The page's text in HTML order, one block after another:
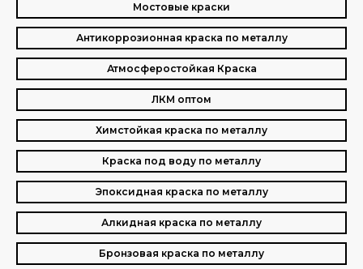
Мостовые краски
Антикоррозионная краска по металлу
Атмосферостойкая Краска
ЛКМ оптом
Химстойкая краска по металлу
Краска под воду по металлу
Эпоксидная краска по металлу
Алкидная краска по металлу
Бронзовая краска по металлу